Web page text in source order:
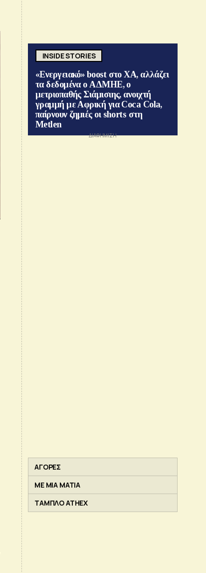
INSIDE STORIES
«Ενεργειακό» boost στο ΧΑ, αλλάζει
τα δεδομένα ο ΑΔΜΗΕ, ο
μετριοπαθής Σιάμισιης, ανοιχτή
γραμμή με Αφρική για Coca Cola,
παίρνουν ζημιές οι shorts στη
Metlen
ΑΓΟΡΕΣ
ΜΕ ΜΙΑ ΜΑΤΙΑ
ΤΑΜΠΛΟ ATHEX